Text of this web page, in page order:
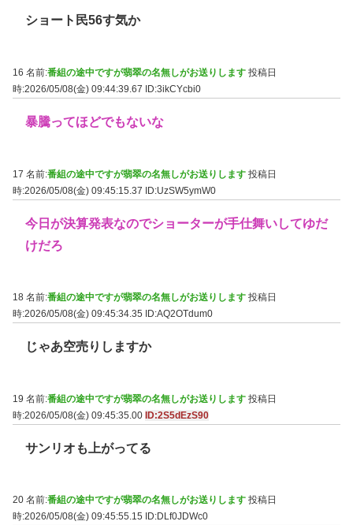
ショート民56す気か
16 名前:番組の途中ですが翡翠の名無しがお送りします 投稿日
時:2026/05/08(金) 09:44:39.67
ID:3ikCYcbi0
暴騰ってほどでもないな
17 名前:番組の途中ですが翡翠の名無しがお送りします 投稿日
時:2026/05/08(金) 09:45:15.37 ID:UzSW5ymW0
今日が決算発表なのでショーターが手仕舞いしてゆだ
けだろ
18 名前:番組の途中ですが翡翠の名無しがお送りします 投稿日
時:2026/05/08(金) 09:45:34.35
ID:AQ2OTdum0
じゃあ空売りしますか
19 名前:番組の途中ですが翡翠の名無しがお送りします 投稿日
時:2026/05/08(金) 09:45:35.00 ID:2S5dEzS90
サンリオも上がってる
20 名前:番組の途中ですが翡翠の名無しがお送りします 投稿日
時:2026/05/08(金) 09:45:55.15
ID:DLf0JDWc0